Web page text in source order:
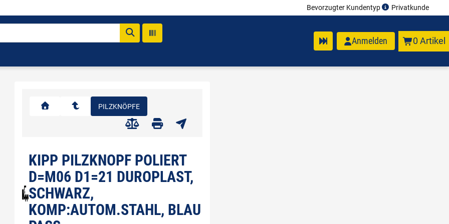
Bevorzugter Kundentyp Privatkunde
Anmelden 0 Artikel
PILZKNÖPFE
KIPP PILZKNOPF POLIERT
D=M06 D1=21 DUROPLAST,
SCHWARZ,
KOMP:AUTOM.STAHL, BLAU